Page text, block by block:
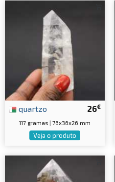
26€
quartzo
117 gramas | 76x36x26 mm
Veja o produto